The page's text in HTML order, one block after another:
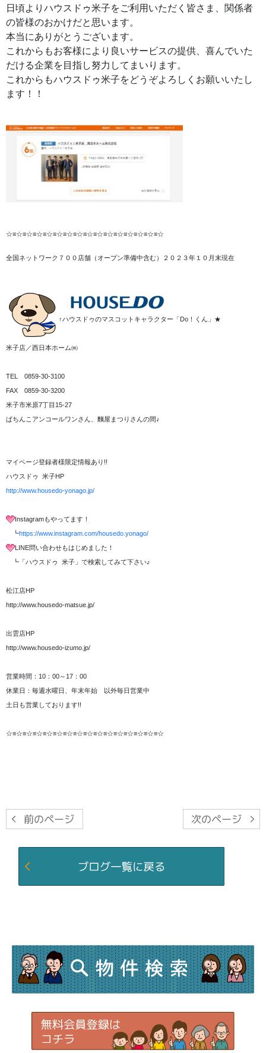
日頃よりハウスドゥ米子をご利用いただく皆さま、関係者
の皆様のおかけだと思います。
本当にありがとうございます。
これからもお客様により良いサービスの提供、喜んでいた
だける企業を目指し努力してまいります。
これからもハウスドゥ米子をどうぞよろしくお願いいたし
ます！！
☆≡☆≡☆≡☆≡☆≡☆≡☆≡☆≡☆≡☆≡☆≡☆≡☆≡☆≡☆≡☆
全国ネットワーク７００店舗（オープン準備中含む）２０２３年１０月末現在
↑ハウスドゥのマスコットキャラクター「Do！くん」★
米子店／西日本ホーム㈱
TEL 0859-30-3100
FAX 0859-30-3200
米子市米原7丁目15-27
ぱちんこアンコールワンさん、麵屋まつりさんの間♪
マイページ登録者様限定情報あり!!
ハウスドゥ 米子HP
http://www.housedo-yonago.jp/
Instagramもやってます！
┗https://www.instagram.com/housedo.yonago/
LINE問い合わせもはじめました！
┗「ハウスドゥ 米子」で検索してみて下さい♪
松江店HP
http://www.housedo-matsue.jp/
出雲店HP
http://www.housedo-izumo.jp/
営業時間：10：00～17：00
休業日：毎週水曜日、年末年始 以外毎日営業中
土日も営業しております!!
☆≡☆≡☆≡☆≡☆≡☆≡☆≡☆≡☆≡☆≡☆≡☆≡☆≡☆≡☆≡☆